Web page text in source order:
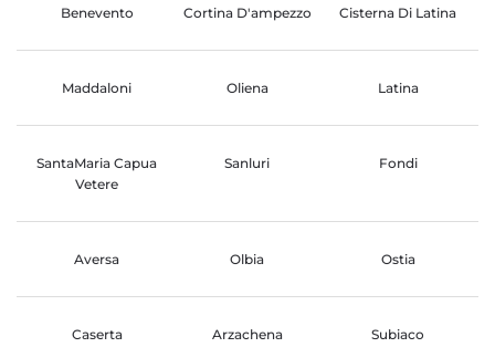
Benevento Cortina D'ampezzo Cisterna Di Latina
Maddaloni Oliena Latina
SantaMaria Capua
Vetere
Sanluri Fondi
Aversa Olbia Ostia
Caserta Arzachena Subiaco